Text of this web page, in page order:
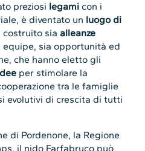
preziosi legami con i
è diventato un luogo di
costruito siaalleanze
sia opportunità ed
che hanno eletto gli
per stimolare la
tra le famiglie
evolutivi di crescita di tutti
di Pordenone, la Regione
il nido Farfabruco può